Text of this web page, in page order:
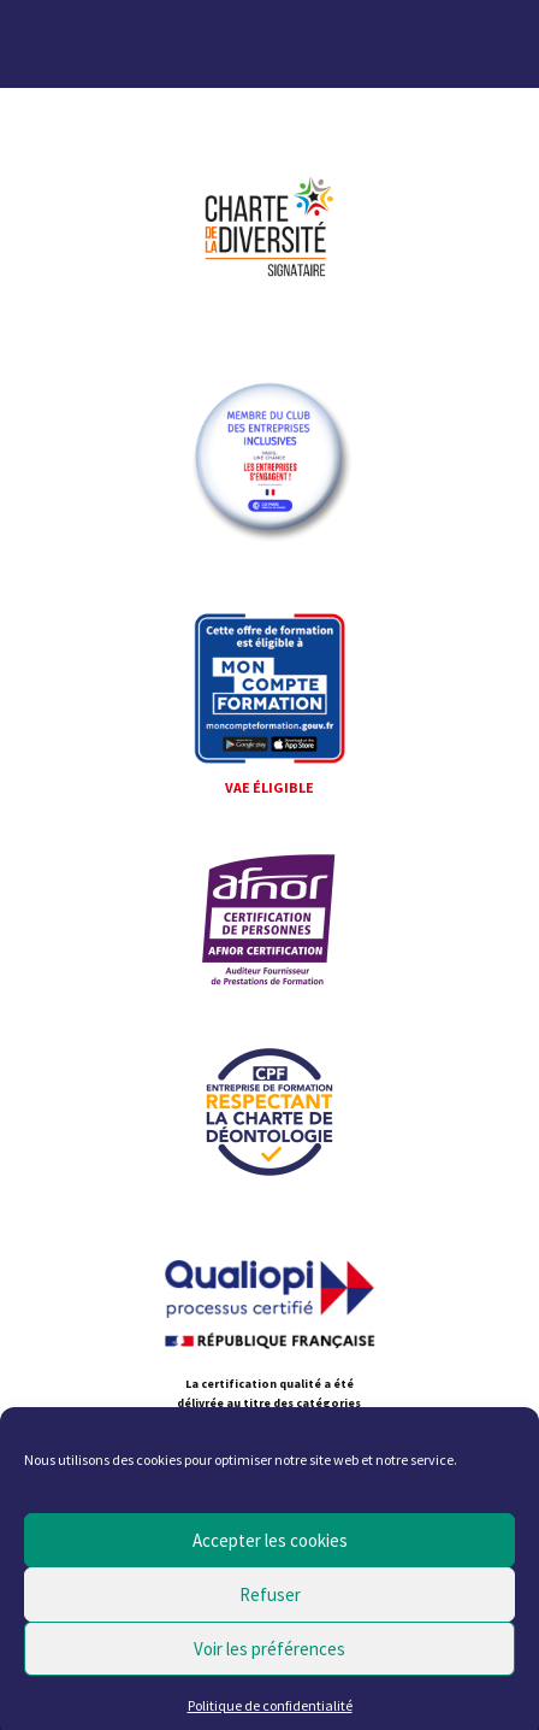
Nous utilisons des cookies pour optimiser notre site web et notre service.
Accepter les cookies
Refuser
Voir les préférences
Politique de confidentialité
VAE ÉLIGIBLE
La certification qualité a été
délivrée au titre des catégories
PERMETTANT DE VALIDER
Tous droits réservés – Site actualisé en août 2026
Mentions légales Politique de confidentialité
Règlement intérieur
Politique de cookies (UE)